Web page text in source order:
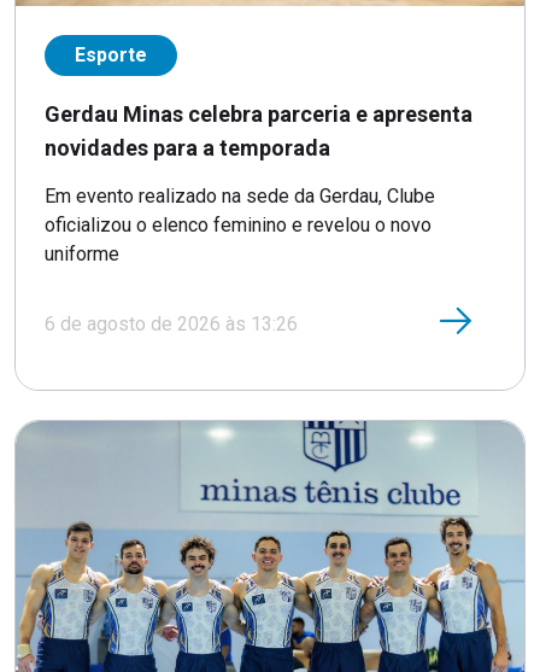
Esporte
Gerdau Minas celebra parceria e apresenta
novidades para a temporada
Em evento realizado na sede da Gerdau, Clube
oficializou o elenco feminino e revelou o novo
uniforme
6 de agosto de 2026 às 13:26